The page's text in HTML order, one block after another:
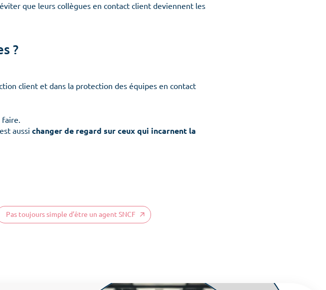
L’organisation Les équipes
Les attitudes Les process
que leurs collègues en contact client deviennent les
?
client et dans la protection des équipes en contact
faire.
aussi changer de regard sur ceux qui incarnent la
Pas toujours simple d’être un agent SNCF